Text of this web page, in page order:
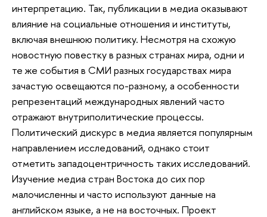
интерпретацию. Так, публикации в медиа оказывают
влияние на социальные отношения и институты,
включая внешнюю политику. Несмотря на схожую
новостную повестку в разных странах мира, одни и
те же события в СМИ разных государствах мира
зачастую освещаются по-разному, а особенности
репрезентаций международных явлений часто
отражают внутриполитические процессы.
Политический дискурс в медиа является популярным
направлением исследований, однако стоит
отметить западоцентричность таких исследований.
Изучение медиа стран Востока до сих пор
малочисленны и часто используют данные на
английском языке, а не на восточных. Проект